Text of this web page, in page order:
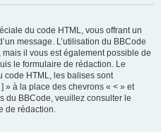
du code HTML, vous offrant un
message. L’utilisation du BBCode
il vous est également possible de
le formulaire de rédaction. Le
code HTML, les balises sont
» à la place des chevrons « < » et
du BBCode, veuillez consulter le
de rédaction.